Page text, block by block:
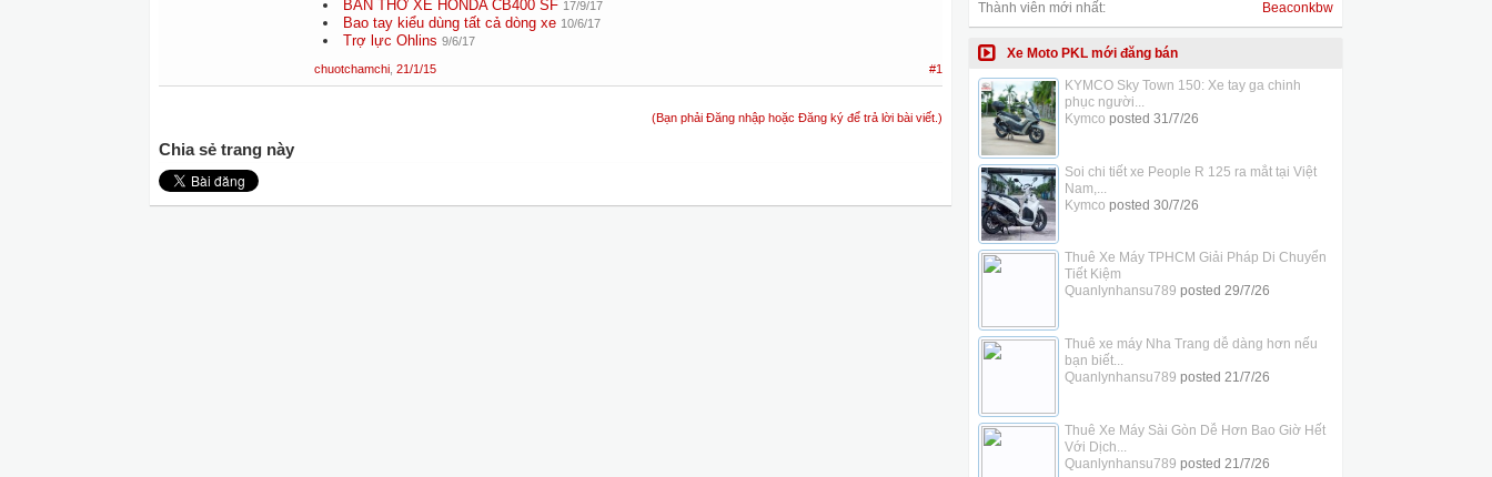
BÀN THỜ XE HONDA CB400 SF 17/9/17
Bao tay kiểu dùng tất cả dòng xe 10/6/17
Trợ lực Ohlins 9/6/17
chuotchamchi 21/1/15 #1
(Bạn phải Đăng nhập hoặc Đăng ký để trả lời bài viết.)
Chia sẻ trang này
Thành viên mới nhất:
Beaconkbw
Xe Moto PKL mới đăng bán
KYMCO Sky Town 150: Xe tay ga chinh
phục người...
Kymco posted 31/7/26
Soi chi tiết xe People R 125 ra mắt tại Việt
Nam,...
Kymco posted 30/7/26
Thuê Xe Máy TPHCM Giải Pháp Di Chuyển
Tiết Kiệm
Quanlynhansu789 posted 29/7/26
Thuê xe máy Nha Trang dễ dàng hơn nếu
bạn biết...
Quanlynhansu789 posted 21/7/26
Thuê Xe Máy Sài Gòn Dễ Hơn Bao Giờ Hết
Với Dịch...
Quanlynhansu789 posted 21/7/26